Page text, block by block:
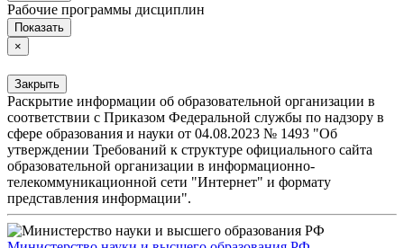
Рабочие программы дисциплин
Показать
×
Закрыть
Раскрытие информации об образовательной организации в
соответствии с Приказом Федеральной службы по надзору в
сфере образования и науки от 04.08.2023 № 1493 "Об
утверждении Требований к структуре официального сайта
образовательной организации в информационно-
телекоммуникационной сети "Интернет" и формату
представления информации".